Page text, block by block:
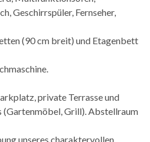
Geschirrspüler, Fernseher,
(90 cm breit) und Etagenbett
private Terrasse und
(Gartenmöbel, Grill). Abstellraum
unseres charaktervollen